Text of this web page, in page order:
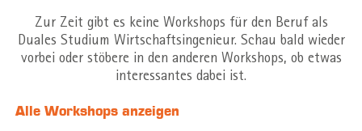
Zur Zeit gibt es keine Workshops für den Beruf als
Duales Studium Wirtschaftsingenieur. Schau bald wieder
vorbei oder stöbere in den anderen Workshops, ob etwas
interessantes dabei ist.
Alle Workshops anzeigen